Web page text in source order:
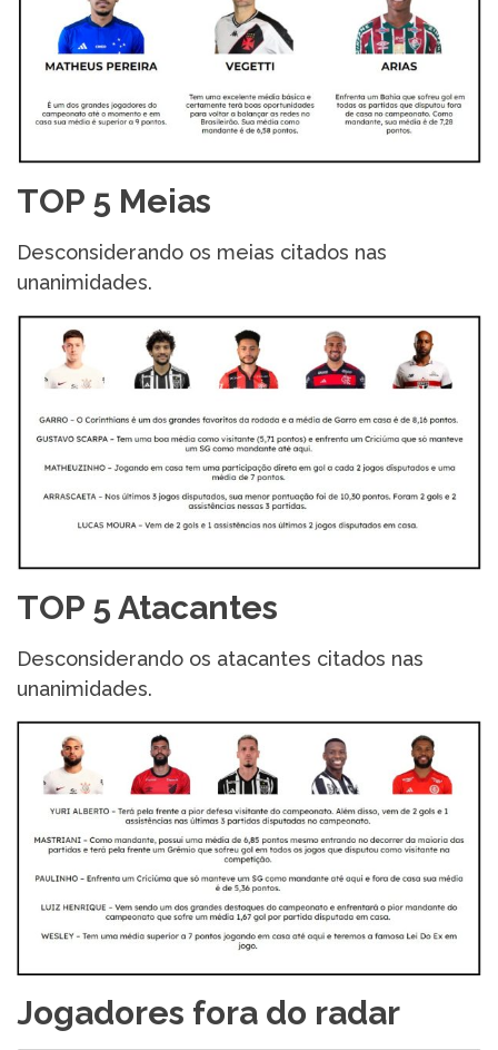
TOP 5 Meias
Desconsiderando os meias citados nas
unanimidades.
TOP 5 Atacantes
Desconsiderando os atacantes citados nas
unanimidades.
Jogadores fora do radar